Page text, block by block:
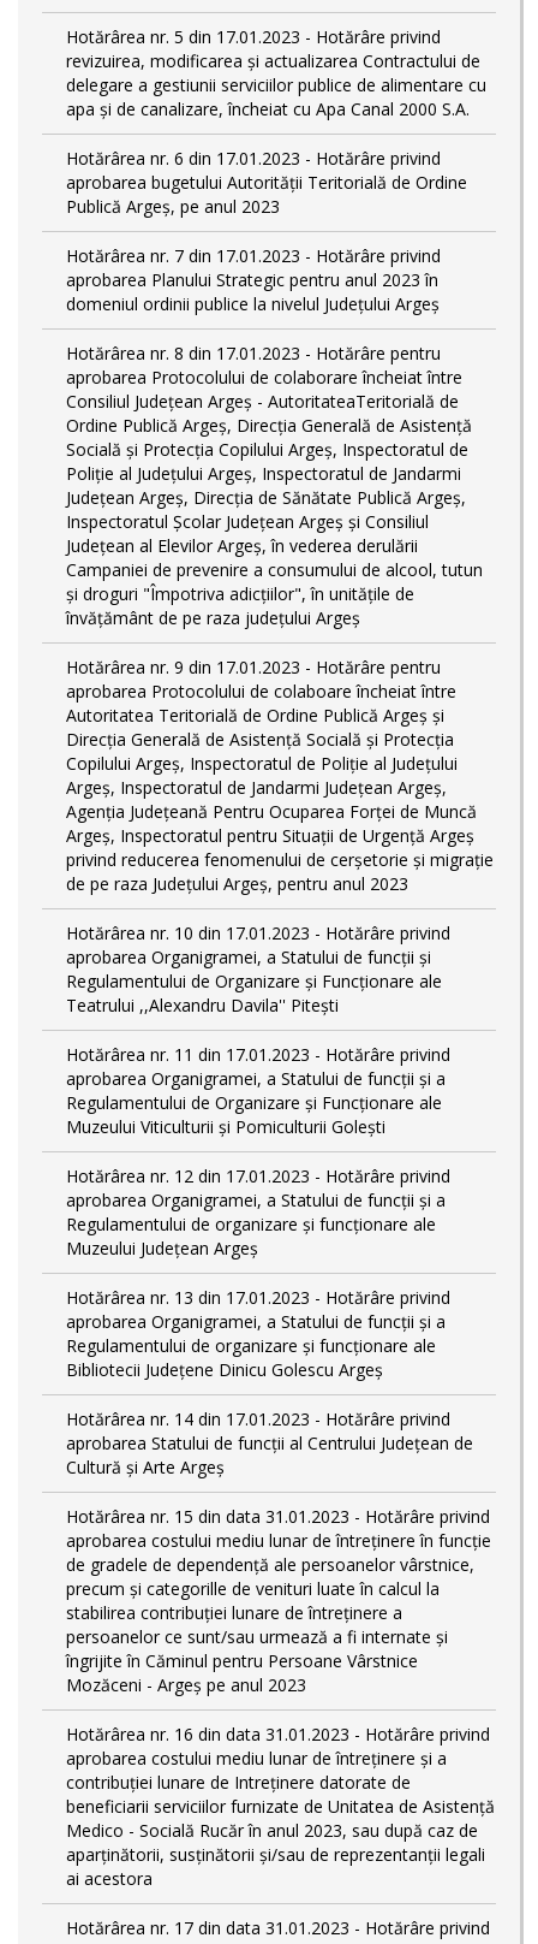
Hotărârea nr. 5 din 17.01.2023 - Hotărâre privind
revizuirea, modificarea și actualizarea Contractului de
delegare a gestiunii serviciilor publice de alimentare cu
apa și de canalizare, încheiat cu Apa Canal 2000 S.A.
Hotărârea nr. 6 din 17.01.2023 - Hotărâre privind
aprobarea bugetului Autorității Teritorială de Ordine
Publică Argeș, pe anul 2023
Hotărârea nr. 7 din 17.01.2023 - Hotărâre privind
aprobarea Planului Strategic pentru anul 2023 în
domeniul ordinii publice la nivelul Judeţului Argeş
Hotărârea nr. 8 din 17.01.2023 - Hotărâre pentru
aprobarea Protocolului de colaborare încheiat între
Consiliul Județean Argeș - AutoritateaTeritorială de
Ordine Publică Argeş, Direcţia Generală de Asistenţă
Socială şi Protecţia Copilului Argeş, Inspectoratul de
Poliţie al Judeţului Argeş, Inspectoratul de Jandarmi
Judeţean Argeş, Direcția de Sănătate Publică Argeș,
Inspectoratul Școlar Județean Argeș și Consiliul
Județean al Elevilor Argeș, în vederea derulării
Campaniei de prevenire a consumului de alcool, tutun
și droguri "Împotriva adicțiilor", în unitățile de
învățământ de pe raza județului Argeș
Hotărârea nr. 9 din 17.01.2023 - Hotărâre pentru
aprobarea Protocolului de colaboare încheiat între
Autoritatea Teritorială de Ordine Publică Argeş şi
Direcţia Generală de Asistenţă Socială şi Protecţia
Copilului Argeş, Inspectoratul de Poliţie al Judeţului
Argeş, Inspectoratul de Jandarmi Judeţean Argeş,
Agenţia Judeţeană Pentru Ocuparea Forţei de Muncă
Argeş, Inspectoratul pentru Situații de Urgență Argeş
privind reducerea fenomenului de cerşetorie şi migraţie
de pe raza Judeţului Argeş, pentru anul 2023
Hotărârea nr. 10 din 17.01.2023 - Hotărâre privind
aprobarea Organigramei, a Statului de funcţii și
Regulamentului de Organizare și Funcționare ale
Teatrului ,,Alexandru Davila'' Pitești
Hotărârea nr. 11 din 17.01.2023 - Hotărâre privind
aprobarea Organigramei, a Statului de funcții și a
Regulamentului de Organizare și Funcționare ale
Muzeului Viticulturii și Pomiculturii Golești
Hotărârea nr. 12 din 17.01.2023 - Hotărâre privind
aprobarea Organigramei, a Statului de funcții și a
Regulamentului de organizare și funcționare ale
Muzeului Județean Argeș
Hotărârea nr. 13 din 17.01.2023 - Hotărâre privind
aprobarea Organigramei, a Statului de funcții și a
Regulamentului de organizare și funcționare ale
Bibliotecii Județene Dinicu Golescu Argeș
Hotărârea nr. 14 din 17.01.2023 - Hotărâre privind
aprobarea Statului de funcţii al Centrului Județean de
Cultură și Arte Argeș
Hotărârea nr. 15 din data 31.01.2023 - Hotărâre privind
aprobarea costului mediu lunar de întreţinere în funcţie
de gradele de dependenţă ale persoanelor vârstnice,
precum şi categorille de venituri luate în calcul la
stabilirea contribuţiei lunare de întreţinere a
persoanelor ce sunt/sau urmează a fi internate şi
îngrijite în Căminul pentru Persoane Vârstnice
Mozăceni - Argeş pe anul 2023
Hotărârea nr. 16 din data 31.01.2023 - Hotărâre privind
aprobarea costului mediu lunar de întreţinere şi a
contribuţiei lunare de Intreţinere datorate de
beneficiarii serviciilor furnizate de Unitatea de Asistenţă
Medico - Socială Rucăr în anul 2023, sau după caz de
aparţinătorii, susţinătorii şi/sau de reprezentanţii legali
ai acestora
Hotărârea nr. 17 din data 31.01.2023 - Hotărâre privind